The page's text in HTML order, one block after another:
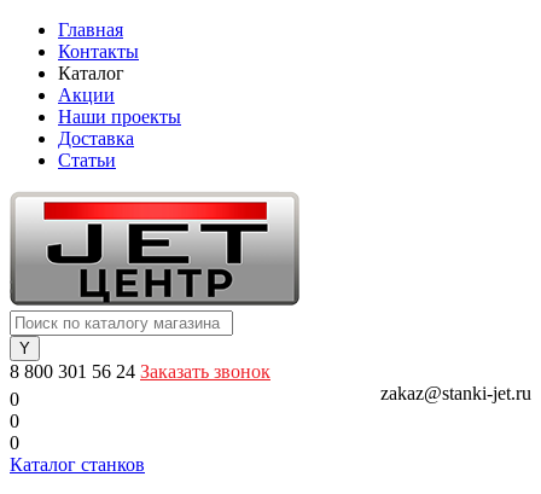
Главная
Контакты
Каталог
Акции
Наши проекты
Доставка
Статьи
8 800 301 56 24 Заказать звонок
zakaz@stanki-jet.ru
0
0
0
Каталог станков